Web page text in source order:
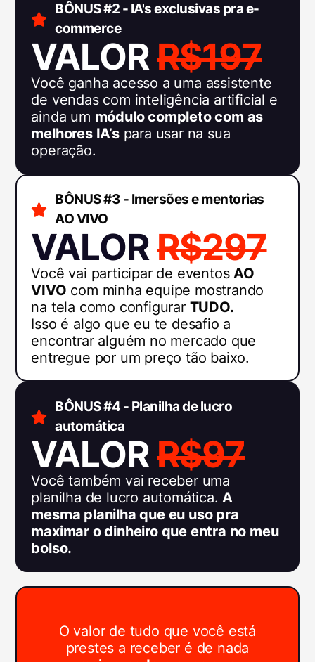
BÔNUS #2 - IA's exclusivas pra e-
commerce
VALORR$197
Você ganha acesso a uma assistente
de vendas com inteligência artificial e
ainda um módulo completo com as
melhores IA’spara usar na sua
operação.
BÔNUS #3 - Imersões e mentorias
AO VIVO
VALORR$297
Você vai participar de eventosAO
VIVO com minha equipe mostrando
na tela como configurar TUDO.
Isso é algo que eu te desafio a
encontrar alguém no mercado que
entregue por um preço tão baixo.
BÔNUS #4 - Planilha de lucro
automática
VALORR$97
Você também vai receber uma
planilha de lucro automática.A
mesma planilha que eu uso pra
maximar o dinheiro que entra no meu
bolso.
O valor de tudo que você está
prestes a receber é de nada